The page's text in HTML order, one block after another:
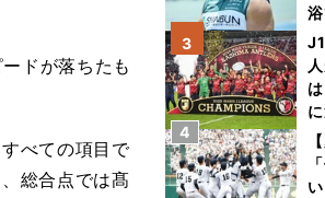
ドが落ちたも
べての項目で
総合点では髙
3
4